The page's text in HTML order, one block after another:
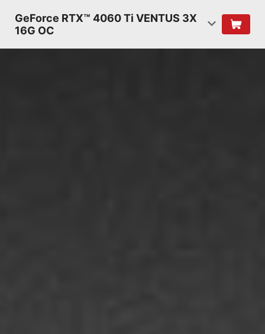
GeForce RTX™ 4060 Ti VENTUS 3X
16G OC